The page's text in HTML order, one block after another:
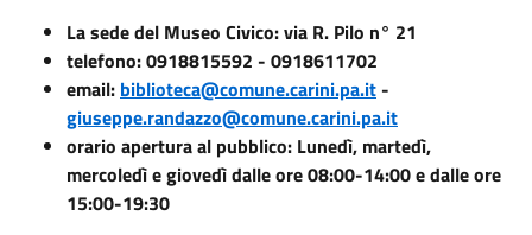
La sede del Museo Civico: via R. Pilo n° 21
telefono: 0918815592 - 0918611702
email: biblioteca@comune.carini.pa.it-
giuseppe.randazzo@comune.carini.pa.it
orario apertura al pubblico: Lunedì, martedì,
mercoledì e giovedì dalle ore 08:00-14:00 e dalle ore
15:00-19:30